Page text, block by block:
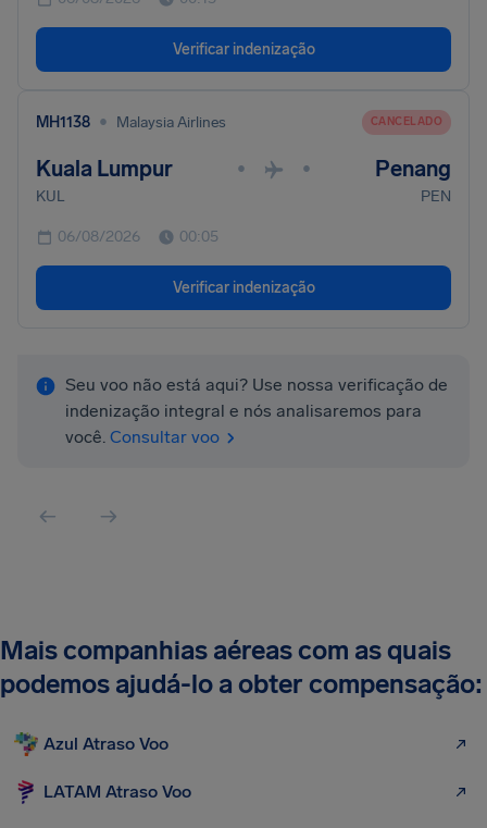
Verificar indenização
MH1138 • Malaysia Airlines CANCELADO
Kuala Lumpur • • Penang
KUL PEN
06/08/2026 00:05
Verificar indenização
Seu voo não está aqui? Use nossa verificação de
indenização integral e nós analisaremos para
você. Consultar voo
Mais companhias aéreas com as quais
podemos ajudá-lo a obter compensação:
Azul Atraso Voo
LATAM Atraso Voo